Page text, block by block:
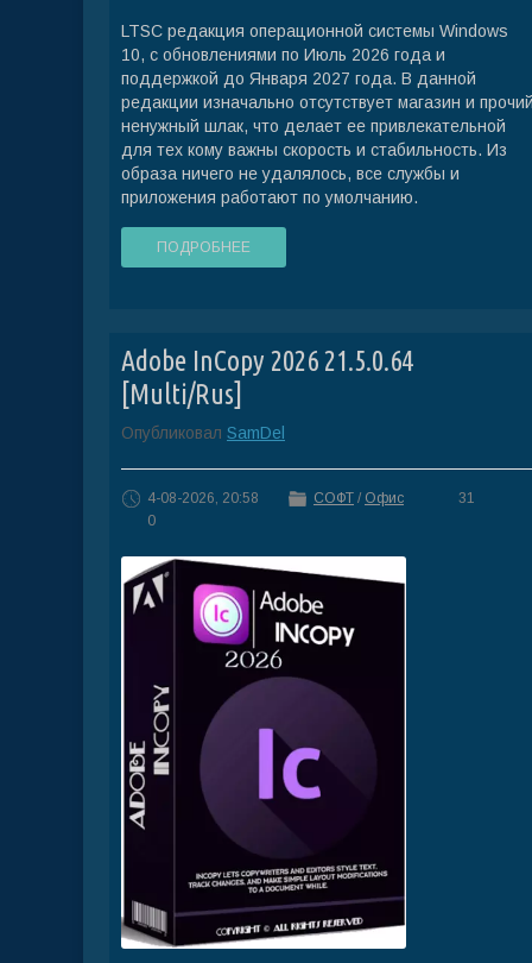
LTSC редакция операционной системы Windows
10, с обновлениями по Июль 2026 года и
поддержкой до Января 2027 года. В данной
редакции изначально отсутствует магазин и
ненужный шлак, что делает ее привлекательной
для тех кому важны скорость и стабильность. Из
образа ничего не удалялось, все службы и
приложения работают по умолчанию.
ПОДРОБНЕЕ
Adobe InCopy 2026 21.5.0.64
[Multi/Rus]
Опубликовал SamDel
4-08-2026, 20:58 СОФТ / Офис
31
0